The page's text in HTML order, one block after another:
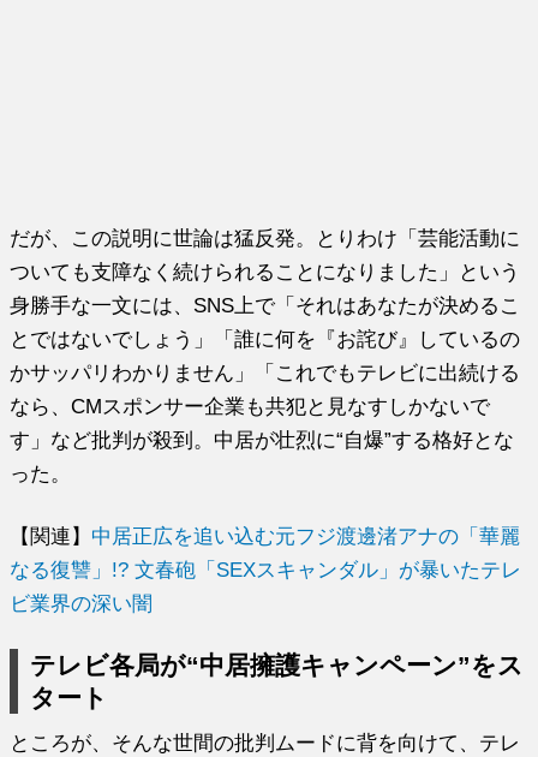
だが、この説明に世論は猛反発。とりわけ「芸能活動に
ついても支障なく続けられることになりました」という
身勝手な一文には、SNS上で「それはあなたが決めるこ
とではないでしょう」「誰に何を『お詫び』しているの
かサッパリわかりません」「これでもテレビに出続ける
なら、CMスポンサー企業も共犯と見なすしかないで
す」など批判が殺到。中居が壮烈に“自爆”する格好とな
った。
【関連】 中居正広を追い込む元フジ渡邊渚アナの「華麗
なる復讐」!? 文春砲「SEXスキャンダル」が暴いたテレ
ビ業界の深い闇
テレビ各局が“中居擁護キャンペーン”をス
タート
ところが、そんな世間の批判ムードに背を向けて、テレ